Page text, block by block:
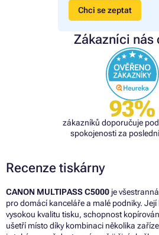
Chci se zeptat
Zákazníci nás
93%
zákazníků doporučuje
spokojenosti za
Recenze tiskárny
CANON MULTIPASS C5000 je
pro domácí kanceláře a malé podniky.
vysokou kvalitu tisku, schopnost
ušetří místo díky kombinaci několika